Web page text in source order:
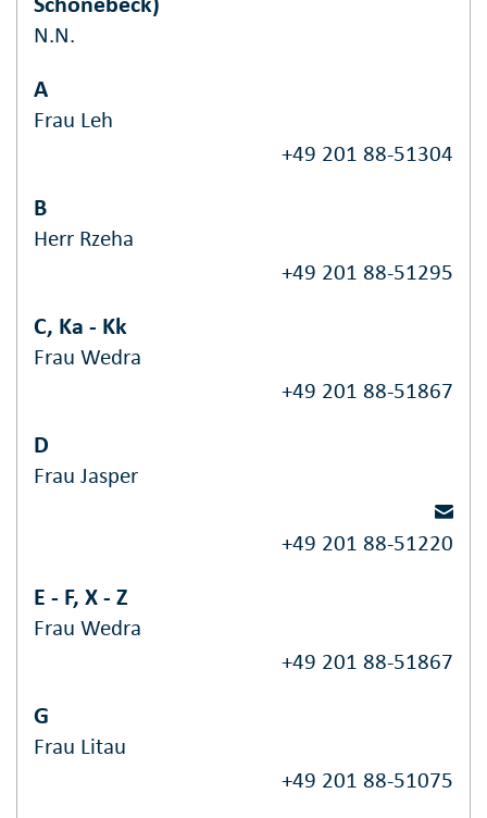
N.N.
A
Frau Leh
+49 201 88-51304
B
Herr Rzeha
+49 201 88-51295
C, Ka - Kk
Frau Wedra
+49 201 88-51867
D
Frau Jasper
+49 201 88-51220
E - F, X - Z
Frau Wedra
+49 201 88-51867
G
Frau Litau
+49 201 88-51075